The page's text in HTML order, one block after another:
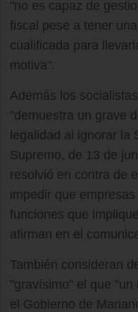
"no es capaz de
fiscal pese a tener
cualificada para
motiva".
Además los
"demuestra un grave
legalidad al ignorar la
Supremo, de 13 de
resolvió en contra de
impedir que
funciones que
afirman en el
También consideran
"gravísimo" el que
el Gobierno de